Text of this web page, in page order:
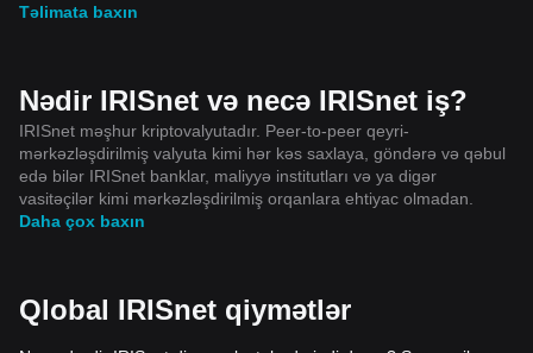
Təlimata baxın
Nədir IRISnet və necə IRISnet iş?
IRISnet məşhur kriptovalyutadır. Peer-to-peer qeyri-
mərkəzləşdirilmiş valyuta kimi hər kəs saxlaya, göndərə və qəbul
edə bilər IRISnet banklar, maliyyə institutları və ya digər
vasitəçilər kimi mərkəzləşdirilmiş orqanlara ehtiyac olmadan.
Daha çox baxın
Qlobal IRISnet qiymətlər